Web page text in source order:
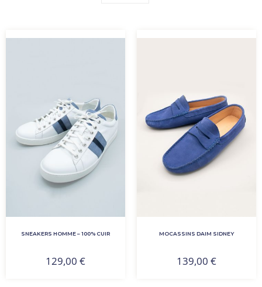
SNEAKERS HOMME – 100% CUIR
129,00 €
MOCASSINS DAIM SIDNEY
139,00 €